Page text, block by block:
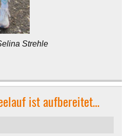
Strehle
ist aufbereitet…